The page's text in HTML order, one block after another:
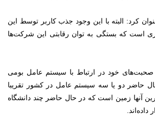
کرد: البته با این وجود جذب کاربر توسط این
است که بستگی به توان رقابتی این شرکت‌ها
خود در ارتباط با سیستم عامل بومی
حاضر دو یا سه سیستم عامل در کشور تقریبا
آنها زمین است که در حال حاضر چند دانشگاه
داده‌اند.